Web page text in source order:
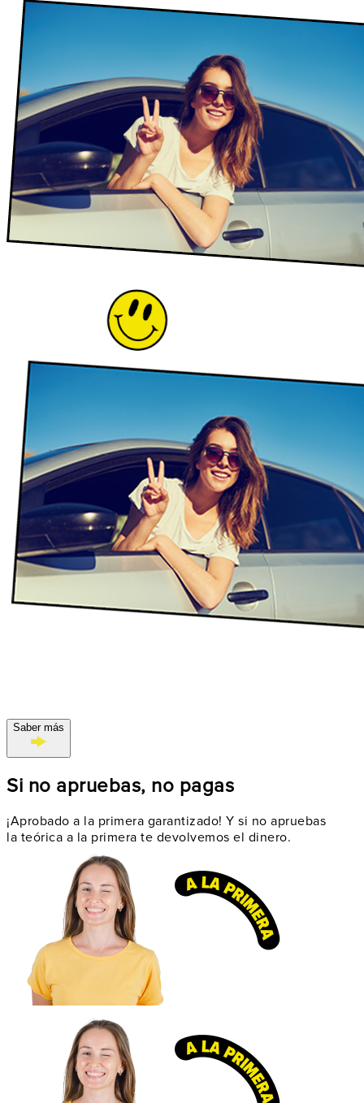
Saber más
Si no apruebas, no pagas
¡Aprobado a la primera garantizado! Y si no apruebas
la teórica a la primera te devolvemos el dinero.